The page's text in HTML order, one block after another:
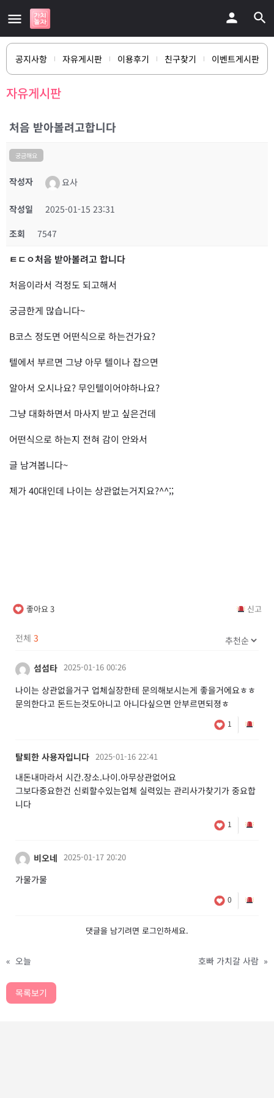
공지사항 자유게시판 이용후기 친구찾기 이벤트게시판
자유게시판
처음 받아볼려고합니다
궁금해요
작성자 요사
작성일
2025-01-15 23:31
조회
7547
ㅌㄷㅇ처음 받아볼려고 합니다
처음이라서 걱정도 되고해서
궁금한게 많습니다~
B코스 정도면 어떤식으로 하는건가요?
텔에서 부르면 그냥 아무 텔이나 잡으면
알아서 오시나요? 무인텔이어야하나요?
그냥 대화하면서 마사지 받고 싶은건데
어떤식으로 하는지 전혀 감이 안와서
글 남겨봅니다~
제가 40대인데 나이는 상관없는거지요?^^;;
좋아요3 신고
전체 3
섬섬타 2025-01-16 00:26
나이는 상관없을거구 업체실장한테 문의해보시는게 좋을거에요ㅎㅎ
문의한다고 돈드는것도아니고 아니다싶으면 안부르면되졍ㅎ
1
탈퇴한 사용자입니다 2025-01-16 22:41
내돈내마라서 시간.장소.나이.아무상관없어요
그보다중요한건 신뢰할수있는업체 실력있는 관리사가찾기가 중요합
니다
1
비오네 2025-01-17 20:20
가물가물
0
댓글을 남기려면 로그인하세요.
« 오늘 호빠 가치갈 사람 »
목록보기